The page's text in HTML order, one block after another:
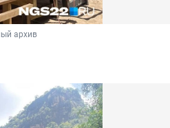
архив